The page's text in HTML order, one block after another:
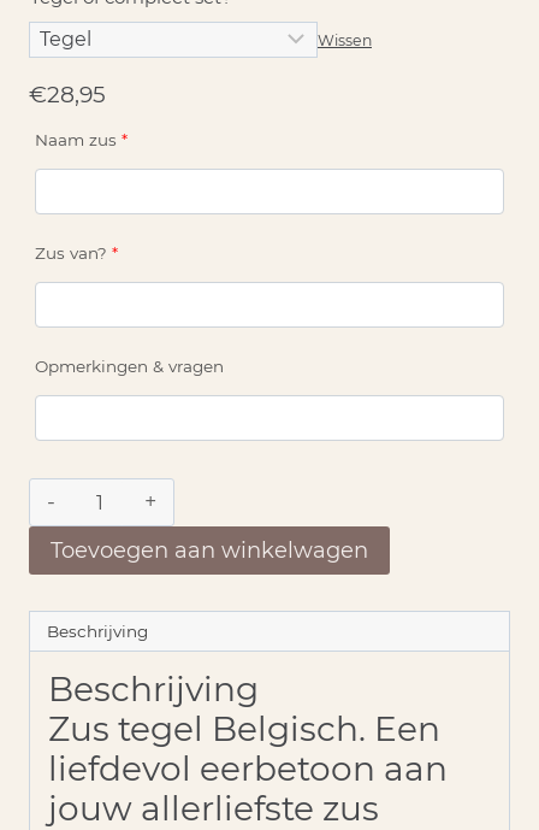
Wissen
€28,95
Naam zus *
Zus van? *
Opmerkingen & vragen
Zus
tegel
Belgisch
aantal
Toevoegen aan winkelwagen
Beschrijving
Beschrijving
Zus tegel Belgisch. Een
liefdevol eerbetoon aan
jouw allerliefste zus